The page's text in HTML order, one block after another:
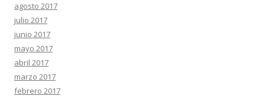
agosto 2017
julio 2017
junio 2017
mayo 2017
abril 2017
marzo 2017
febrero 2017